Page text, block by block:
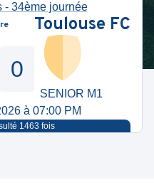
- 34ème journée
Toulouse FC
0
SENIOR M1
à 07:00 PM
1463 fois